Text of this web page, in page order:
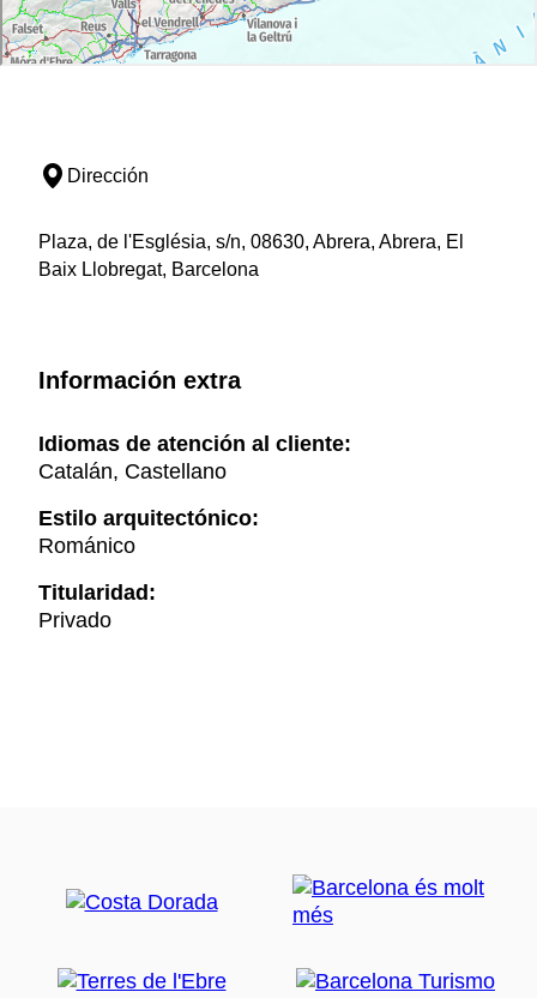
Dirección
Plaza, de l'Església, s/n, 08630, Abrera, Abrera, El
Baix Llobregat, Barcelona
Información extra
Idiomas de atención al cliente:
Catalán, Castellano
Estilo arquitectónico:
Románico
Titularidad:
Privado